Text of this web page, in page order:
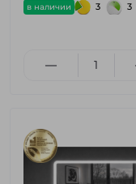
в наличии 3 3